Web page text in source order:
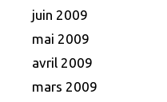
juin 2009
mai 2009
avril 2009
mars 2009